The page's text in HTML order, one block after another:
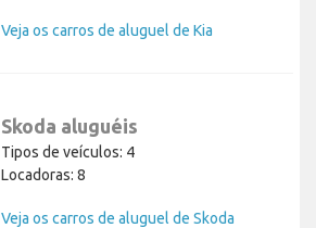
Veja os carros de aluguel de Kia
Skoda aluguéis
Tipos de veículos: 4
Locadoras: 8
Veja os carros de aluguel de Skoda